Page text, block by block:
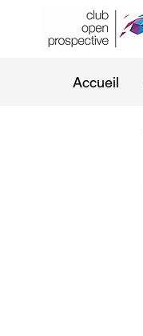
Accueil